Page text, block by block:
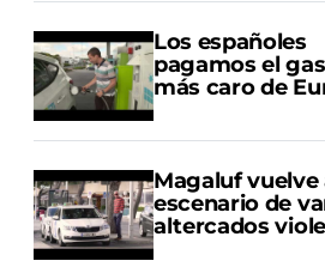
Los españoles
pagamos el
más caro de
Magaluf vuelve
escenario de
altercados